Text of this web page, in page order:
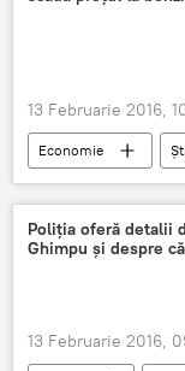
13 Februarie 2016,
Economie
pret
motorina
Poliţia oferă detalii
Ghimpu şi despre
13 Februarie 2016,